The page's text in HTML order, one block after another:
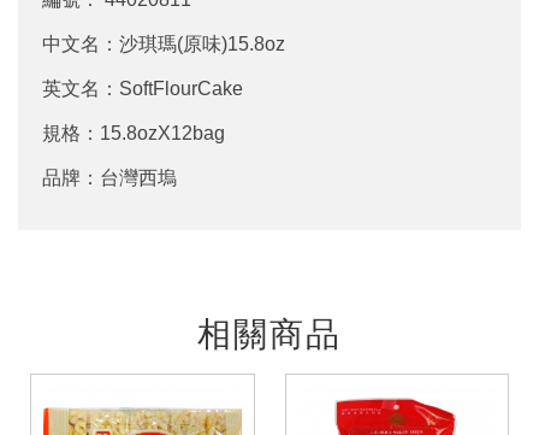
中文名：沙琪瑪(原味)15.8oz
英文名：SoftFlourCake
規格：15.8ozX12bag
品牌：台灣西塢
相關商品